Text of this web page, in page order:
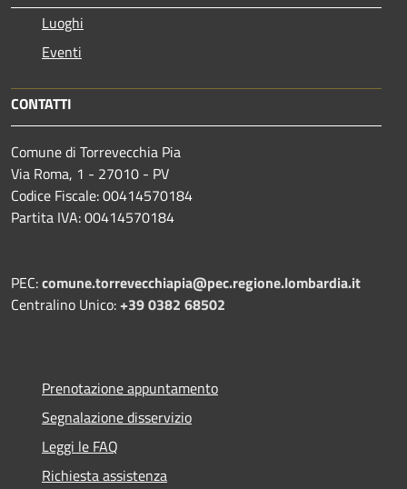
Luoghi
Eventi
CONTATTI
Comune di Torrevecchia Pia
Via Roma, 1 - 27010 - PV
Codice Fiscale: 00414570184
Partita IVA: 00414570184
PEC:comune.torrevecchiapia@pec.regione.lombardia.it
Centralino Unico:+39 0382 68502
Prenotazione appuntamento
Segnalazione disservizio
Leggi le FAQ
Richiesta assistenza